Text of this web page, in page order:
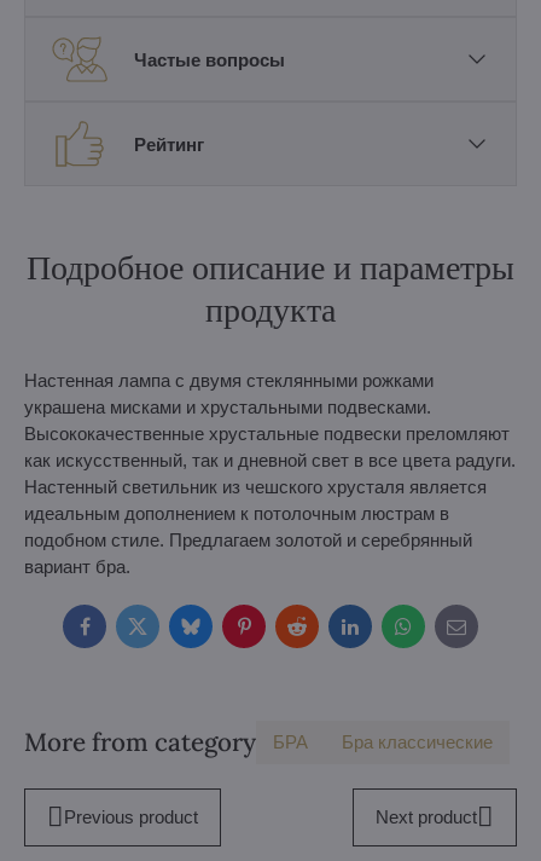
Частые вопросы
Рейтинг
Подробное описание и параметры
продукта
Настенная лампа с двумя стеклянными рожками
украшена мисками и хрустальными подвесками.
Высококачественные хрустальные подвески преломляют
как искусственный, так и дневной свет в все цвета радуги.
Настенный светильник из чешского хрусталя является
идеальным дополнением к потолочным люстрам в
подобном стиле. Предлагаем золотой и серебрянный
вариант бра.
FacebookTwitterBlueskyPinterestRedditLinkedInWhatsApp
E-
mail
More from category БPA Бра классические
Previous product Next product